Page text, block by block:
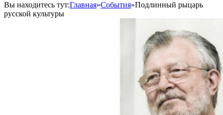
Вы находитесь тут:Главная»События»Подлинный рыцарь
русской культуры